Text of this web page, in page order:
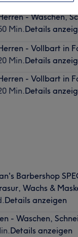
- Waschen,
Min.Details
- Vollbart in
Min.Details
- Vollbart in
Min.Details
Barbershop
Wachs &
Details anzeigen
- Waschen,
Details anzeigen